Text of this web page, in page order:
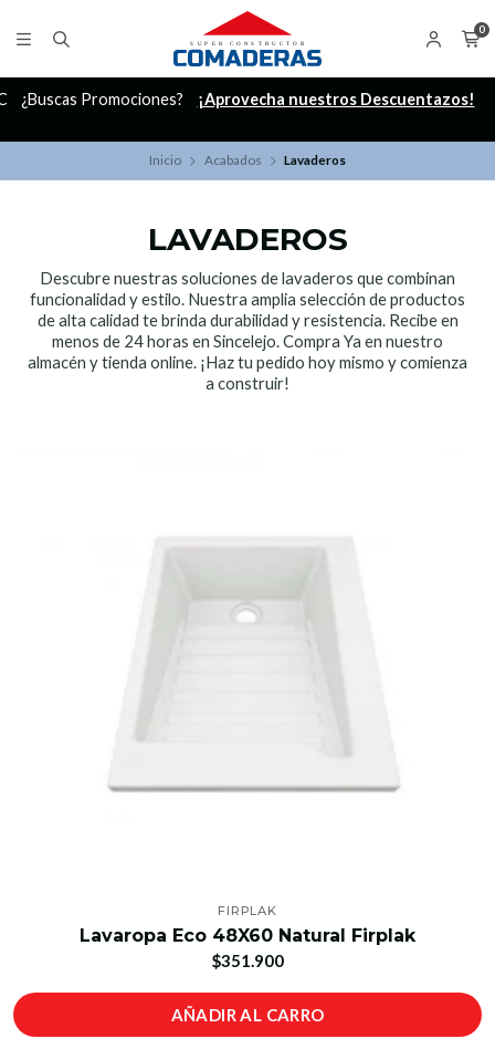
0
¿Buscas Promociones? ¡Aprovecha nuestros Descuentazos!
Inicio Acabados Lavaderos
LAVADEROS
Descubre nuestras soluciones de lavaderos que combinan
funcionalidad y estilo. Nuestra amplia selección de productos
de alta calidad te brinda durabilidad y resistencia. Recibe en
menos de 24 horas en Sincelejo. Compra Ya en nuestro
almacén y tienda online. ¡Haz tu pedido hoy mismo y comienza
a construir!
FIRPLAK
Lavaropa Eco 48X60 Natural Firplak
$351.900
AÑADIR AL CARRO